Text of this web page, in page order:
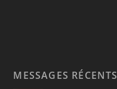
MESSAGES RÉCENTS